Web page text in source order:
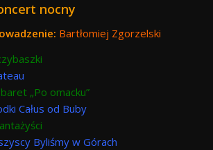
nocny
Bartłomiej Zgorzelski
„Po omacku”
Całus od Buby
Byliśmy w Górach